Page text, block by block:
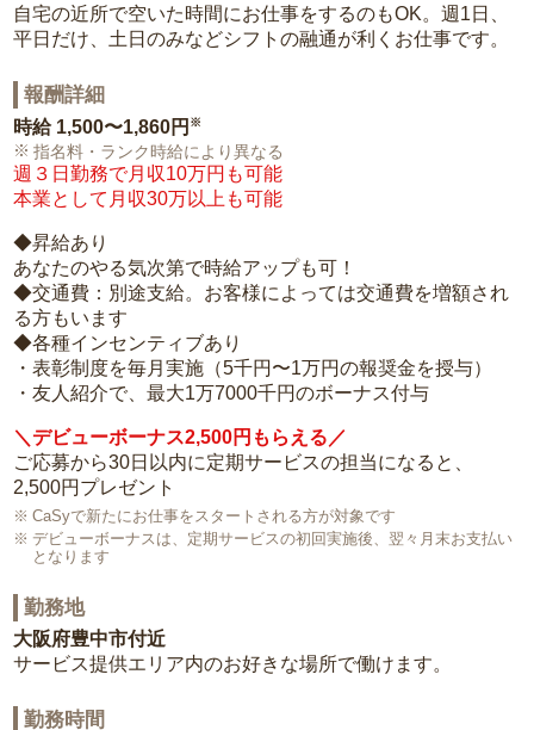
自宅の近所で空いた時間にお仕事をするのもOK。週1日、
平日だけ、土日のみなどシフトの融通が利くお仕事です。
報酬詳細
時給 1,500〜1,860円 ※
指名料・ランク時給により異なる
週３日勤務で月収10万円も可能
本業として月収30万以上も可能
◆昇給あり
あなたのやる気次第で時給アップも可！
◆交通費：別途支給。お客様によっては交通費を増額され
る方もいます
◆各種インセンティブあり
・表彰制度を毎月実施（5千円〜1万円の報奨金を授与）
・友人紹介で、最大1万7000千円のボーナス付与
＼デビューボーナス2,500円もらえる／
ご応募から30日以内に定期サービスの担当になると、
2,500円プレゼント
CaSyで新たにお仕事をスタートされる方が対象です
デビューボーナスは、定期サービスの初回実施後、翌々月末お支払い
となります
勤務地
大阪府豊中市付近
サービス提供エリア内のお好きな場所で働けます。
勤務時間